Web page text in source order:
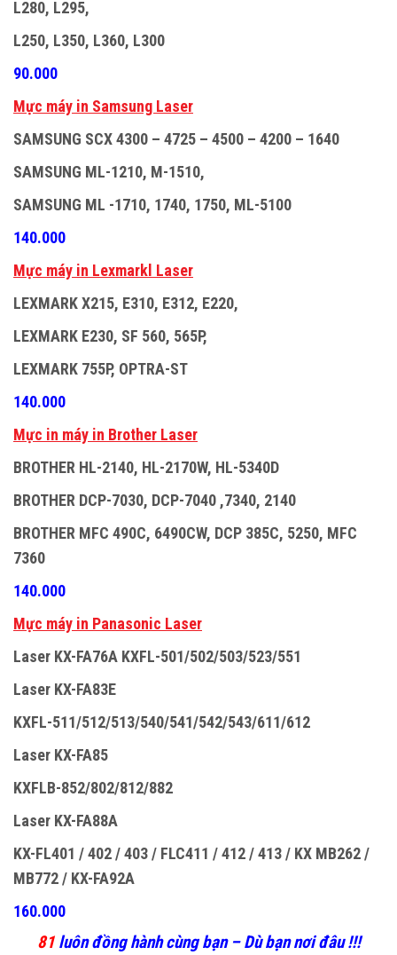
L280, L295,
L250, L350, L360, L300
90.000
Mực máy in Samsung Laser
SAMSUNG SCX 4300 – 4725 – 4500 – 4200 – 1640
SAMSUNG ML-1210, M-1510,
SAMSUNG ML -1710, 1740, 1750, ML-5100
140.000
Mực máy in Lexmarkl Laser
LEXMARK X215, E310, E312, E220,
LEXMARK E230, SF 560, 565P,
LEXMARK 755P, OPTRA-ST
140.000
Mực in máy in Brother Laser
BROTHER HL-2140, HL-2170W, HL-5340D
BROTHER DCP-7030, DCP-7040 ,7340, 2140
BROTHER MFC 490C, 6490CW, DCP 385C, 5250, MFC
7360
140.000
Mực máy in Panasonic Laser
Laser KX-FA76A KXFL-501/502/503/523/551
Laser KX-FA83E
KXFL-511/512/513/540/541/542/543/611/612
Laser KX-FA85
KXFLB-852/802/812/882
Laser KX-FA88A
KX-FL401 / 402 / 403 / FLC411 / 412 / 413 / KX MB262 /
MB772 / KX-FA92A
160.000
81luôn đồng hành cùng bạn – Dù bạn nơi đâu !!!